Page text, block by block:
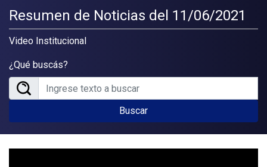
Resumen de Noticias del 11/06/2021
Video Institucional
¿Qué buscás?
Buscar